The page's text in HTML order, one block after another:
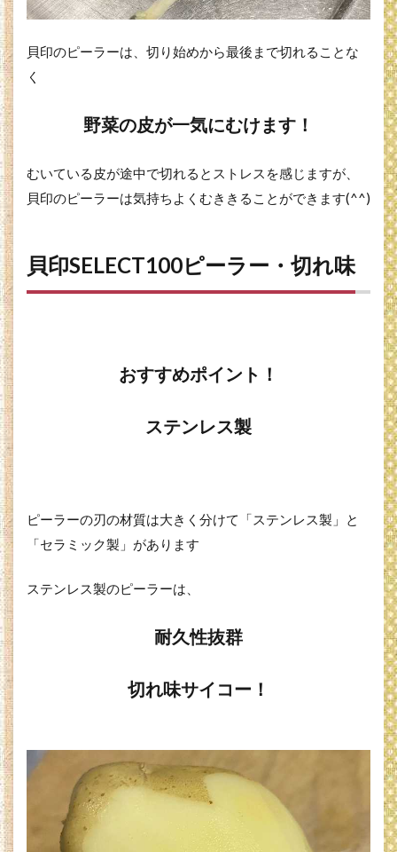
貝印のピーラーは、切り始めから最後まで切れることな
く
野菜の皮が一気にむけます！
むいている皮が途中で切れるとストレスを感じますが、
貝印のピーラーは気持ちよくむききることができます(^^)
貝印SELECT100ピーラー・切れ味
おすすめポイント！
ステンレス製
ピーラーの刃の材質は大きく分けて「ステンレス製」と
「セラミック製」があります
ステンレス製のピーラーは、
耐久性抜群
切れ味サイコー！